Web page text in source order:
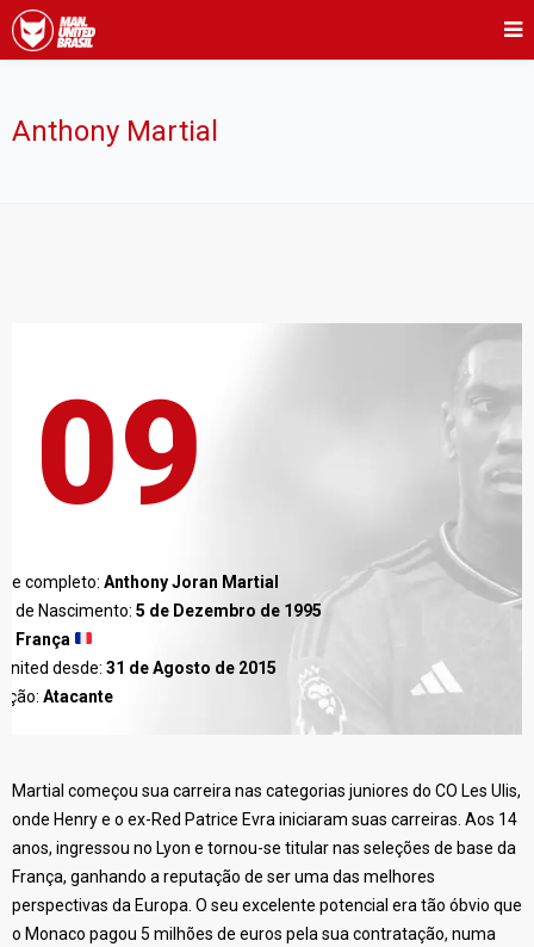
Anthony Martial
09
completo: Anthony Joran Martial
de Nascimento: 5 de Dezembro de 1995
França
desde: 31 de Agosto de 2015
Atacante
Martial começou sua carreira nas categorias juniores do CO Les Ulis,
onde Henry e o ex-Red Patrice Evra iniciaram suas carreiras. Aos 14
anos, ingressou no Lyon e tornou-se titular nas seleções de base da
França, ganhando a reputação de ser uma das melhores
perspectivas da Europa. O seu excelente potencial era tão óbvio que
o Monaco pagou 5 milhões de euros pela sua contratação, numa